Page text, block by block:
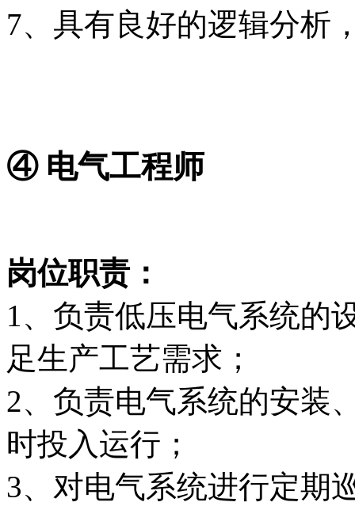
7、具有良好的逻辑分析
④ 电气工程师
岗位职责：
1、负责低压电气系统的
足生产工艺需求；
2、负责电气系统的安装
时投入运行；
3、对电气系统进行定期